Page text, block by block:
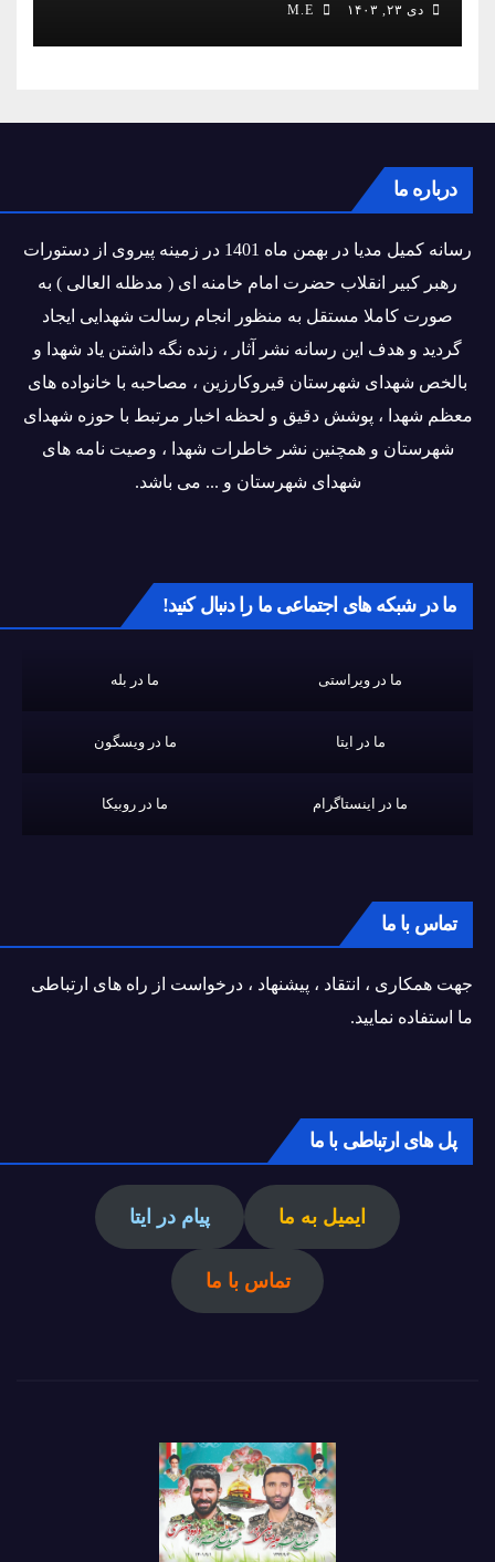
دی ۲۳, ۱۴۰۳
درباره ما
رسانه کمیل مدیا در بهمن ماه 1401 در زمینه پیروی از دستورات
رهبر کبیر انقلاب حضرت امام خامنه ای ( مدظله العالی ) به
صورت کاملا مستقل به منظور انجام رسالت شهدایی ایجاد
گردید و هدف این رسانه نشر آثار ، زنده نگه داشتن یاد شهدا و
بالخص شهدای شهرستان قیروکارزین ، مصاحبه با خانواده های
معظم شهدا ، پوشش دقیق و لحظه اخبار مرتبط با حوزه شهدای
شهرستان و همچنین نشر خاطرات شهدا ، وصیت نامه های
شهدای شهرستان و ... می باشد.
ما در شبکه های اجتماعی ما را دنبال کنید!
ما در ویراستی ما در بله
ما در ایتا ما در ویسگون
ما در اینستاگرام ما در روبیکا
تماس با ما
جهت همکاری ، انتقاد ، پیشنهاد ، درخواست از راه های ارتباطی
ما استفاده نمایید.
پل های ارتباطی با ما
ایمیل به ما پیام در ایتا
تماس با ما